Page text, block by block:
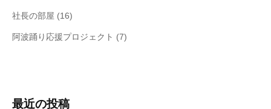
社長の部屋 (16)
阿波踊り応援プロジェクト (7)
最近の投稿